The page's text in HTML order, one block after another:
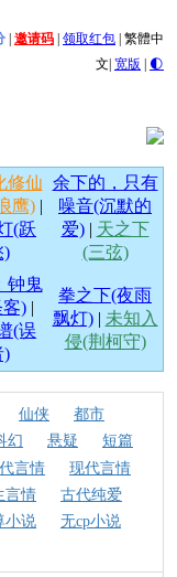
邀请码 领取红包 繁體中
文| 宽版 | 🌓
修仙
鹰) |
(跃
)
余下的，只有
噪音(沉默的
爱)| 天之下
(三弦)
钟鬼
) |
(误
)
拳之下(夜雨
飘灯)| 未知入
侵(荆柯守)
仙侠
都市
幻 悬疑
短篇
言情
现代言情
言情
古代纯爱
小说
无cp小说